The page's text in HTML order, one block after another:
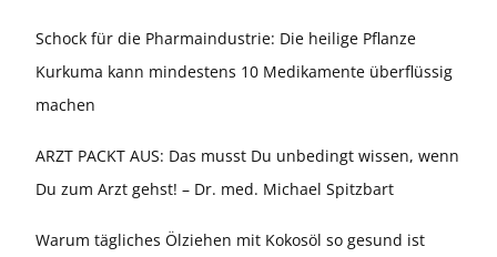
Schock für die Pharmaindustrie: Die heilige Pflanze
Kurkuma kann mindestens 10 Medikamente überflüssig
machen
ARZT PACKT AUS: Das musst Du unbedingt wissen, wenn
Du zum Arzt gehst! – Dr. med. Michael Spitzbart
Warum tägliches Ölziehen mit Kokosöl so gesund ist